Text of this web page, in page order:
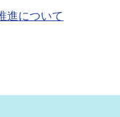
進について